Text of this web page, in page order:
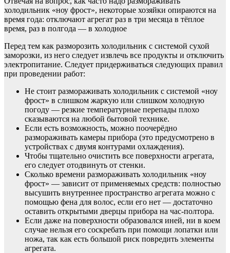
холодильник «ноу фрост», некоторые хозяйки опираются на
время года: отключают агрегат раз в три месяца в тёплое
время, раз в полгода — в холодное
Перед тем как разморозить холодильник с системой сухой
заморозки, из него следует извлечь все продукты и отключить
электропитание. Следует придерживаться следующих правил
при проведении работ:
Не стоит размораживать холодильник с системой «ноу
фрост» в слишком жаркую или слишком холодную
погоду — резкие температурные перепады плохо
сказываются на любой бытовой технике.
Если есть возможность, можно поочерёдно
размораживать камеры прибора (это предусмотрено в
устройствах с двумя контурами охлаждения).
Чтобы тщательно очистить все поверхности агрегата,
его следует отодвинуть от стенки.
Сколько времени размораживать холодильник «ноу
фрост» — зависит от применяемых средств: полностью
высушить внутреннее пространство агрегата можно с
помощью фена для волос, если его нет — достаточно
оставить открытыми дверцы прибора на час-полтора.
Если даже на поверхности образовался иней, ни в коем
случае нельзя его соскребать при помощи лопатки или
ножа, так как есть большой риск повредить элементы
агрегата.